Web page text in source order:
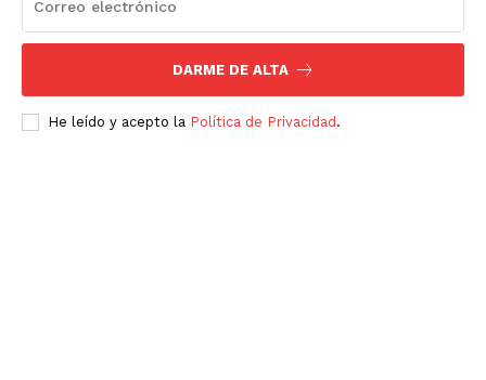
Empresa
DARME DE ALTA
He leído y acepto la Política de Privacidad .